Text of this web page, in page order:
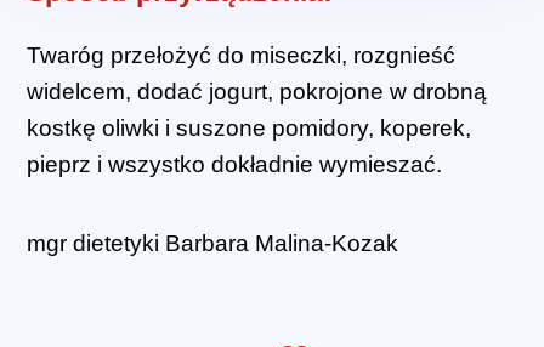
Twaróg przełożyć do miseczki, rozgnieść
widelcem, dodać jogurt, pokrojone w drobną
kostkę oliwki i suszone pomidory, koperek,
pieprz i wszystko dokładnie wymieszać.
mgr dietetyki Barbara Malina-Kozak